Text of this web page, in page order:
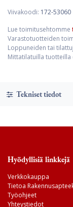
Viivakoodi: 172-53060
Lue toimitusehtomme
Varastotuotteiden
Loppuneiden tai
Mittatilatuilla tuotteilla
Tekniset tiedot
Hyödyllisiä linkkejä
Verkkokauppa
Tietoa
Työohjeet
Yhteystiedot